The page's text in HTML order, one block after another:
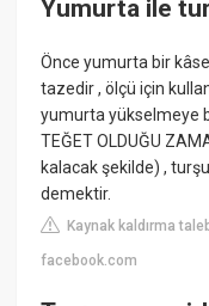
Yumurta ile
Önce yumurta bir
tazedir , ölçü için
yumurta yükselmeye
TEĞET OLDUĞU
kalacak şekilde) ,
demektir.
Kaynak kaldırma
facebook.com